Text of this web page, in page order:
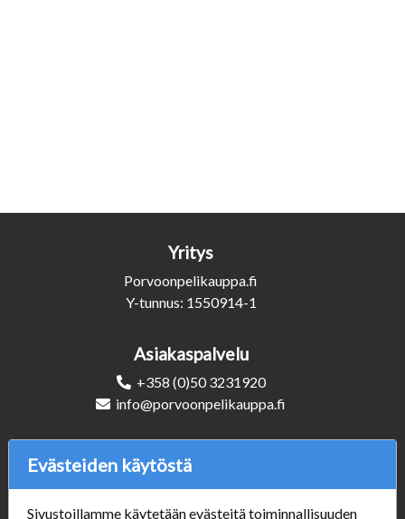
Yritys
Porvoonpelikauppa.fi
Y-tunnus: 1550914-1
Asiakaspalvelu
+358 (0)50 3231920
info@porvoonpelikauppa.fi
Seuraa Meitä
Evästeiden käytöstä
Sivustoillamme käytetään evästeitä toiminnallisuuden